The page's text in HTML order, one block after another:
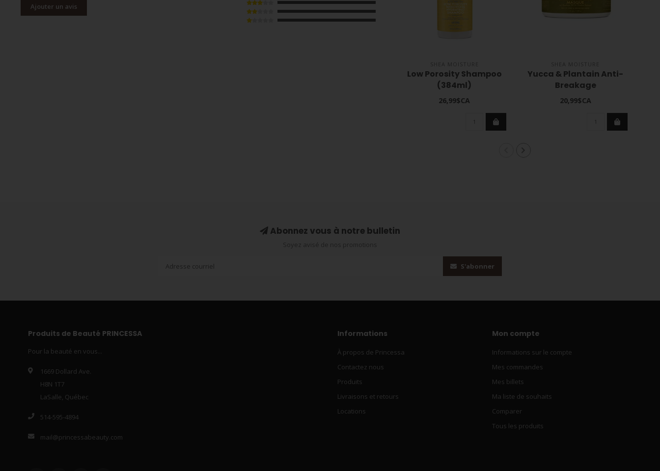
Ajouter un avis
SHEA MOISTURE
Low Porosity Shampoo
(384ml)
26,99$CA
SHEA MOISTURE
Yucca & Plantain Anti-
Breakage
Strengthening Masque
12oz
20,99$CA
Abonnez vous à notre bulletin
S'abonner
Produits de Beauté PRINCESSA
Pour la beauté en vous...
1669 Dollard Ave.
H8N 1T7
LaSalle, Québec
514-595-4894
mail@princessabeauty.com
Informations
À propos de Princessa
Contactez nous
Produits
Livraisons et retours
Locations
Mon compte
Informations sur le compte
Mes commandes
Mes billets
Ma liste de souhaits
Comparer
Tous les produits